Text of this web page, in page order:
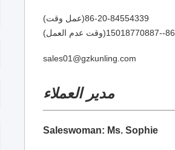
86-20-84554339(عمل وقت)
86--15018770887(وقت عدم العمل)
sales01@gzkunling.com
مدير العملاء
Saleswoman: Ms. Sophie